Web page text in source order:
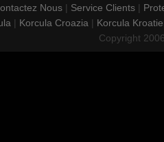
Nous| Service Clients|
| Korcula Croazia | Korcula
Copyright